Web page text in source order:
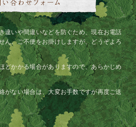
違いや間違いなどを防ぐため、現在お電話
ん。ご不便をお掛けしますが、どうぞよろ
どかかる場合がありますので、あらかじめ
がない場合は、大変お手数ですが再度ご送